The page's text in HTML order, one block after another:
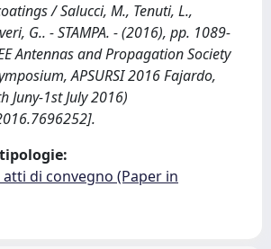
/ Salucci, M., Tenuti, L.,
G.. - STAMPA. - (2016), pp. 1089-
Antennas and Propagation Society
APSURSI 2016 Fajardo,
Juny-1st July 2016)
atti di convegno (Paper in